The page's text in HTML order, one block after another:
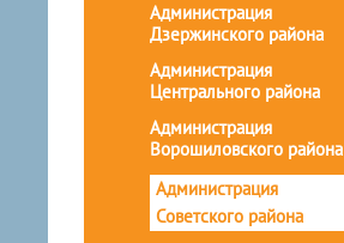
Администрация
Дзержинского района
Администрация
Центрального района
Администрация
Ворошиловского района
Администрация
Советского района